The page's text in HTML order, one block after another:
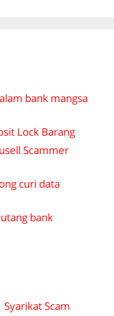
bank mangsa
Lock Barang
Scammer
curi data
bank
Scam